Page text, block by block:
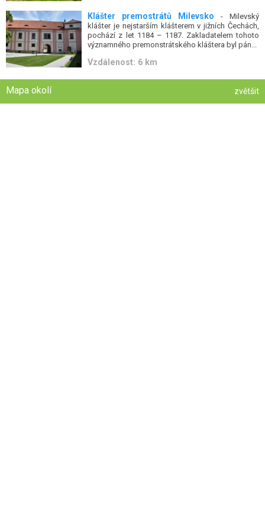
Klášter premostrátů Milevsko - Milevský
klášter je nejstarším klášterem v jižních Čechách,
pochází z let 1184 – 1187. Zakladatelem tohoto
významného premonstrátského kláštera byl pán...
Vzdálenost: 6 km
Mapa okolí zvětšit